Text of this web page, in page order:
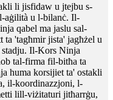
li jisfidaw u jtejbu s-
aġilità u l-bilanċ. Il-
qabel ma jaslu sal-
ta 'tagħmir jista' jagħżel u
Il-Kors Ninja
tal-firma fil-bitħa ta
huma korsijiet ta' ostakli
il-koordinazzjoni, l-
lill-viżitaturi jitħarrġu,